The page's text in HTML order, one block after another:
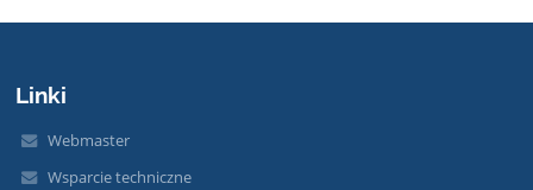
Linki
Webmaster
Wsparcie techniczne